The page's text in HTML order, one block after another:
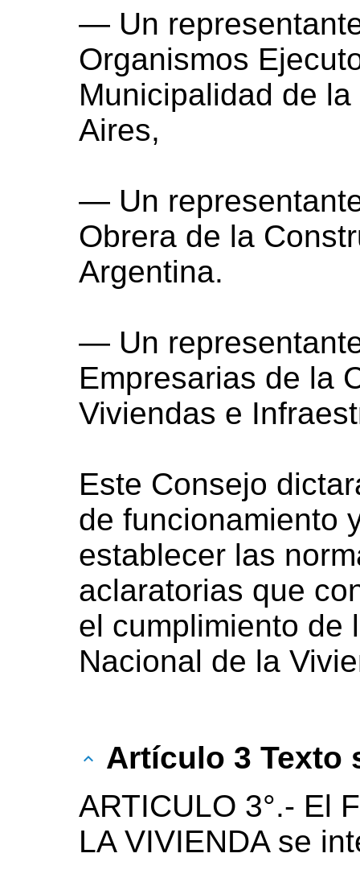
— Un
Organismos
Municipalidad de
Aires,
— Un
Obrera de la
Argentina.
— Un
Empresarias de la
Viviendas e
Este Consejo
de funcionamiento
establecer las
aclaratorias que
el cumplimiento de
Nacional de la
Artículo 3 Texto
ARTICULO 3°.- El
LA VIVIENDA se